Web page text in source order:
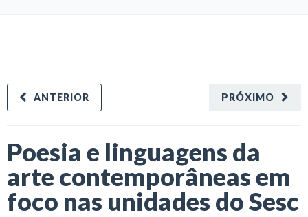
PRÓXIMO
ANTERIOR
Poesia e linguagens da
arte contemporâneas em
foco nas unidades do Sesc